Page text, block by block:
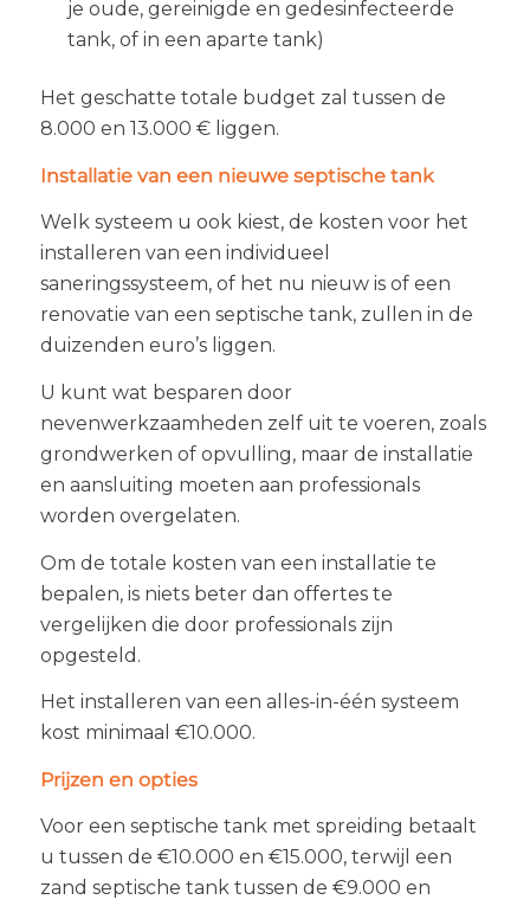
je oude, gereinigde en gedesinfecteerde
tank, of in een aparte tank)
Het geschatte totale budget zal tussen de
8.000 en 13.000 € liggen.
Installatie van een nieuwe septische tank
Welk systeem u ook kiest, de kosten voor het
installeren van een individueel
saneringssysteem, of het nu nieuw is of een
renovatie van een septische tank, zullen in de
duizenden euro’s liggen.
U kunt wat besparen door
nevenwerkzaamheden zelf uit te voeren, zoals
grondwerken of opvulling, maar de installatie
en aansluiting moeten aan professionals
worden overgelaten.
Om de totale kosten van een installatie te
bepalen, is niets beter dan offertes te
vergelijken die door professionals zijn
opgesteld.
Het installeren van een alles-in-één systeem
kost minimaal €10.000.
Prijzen en opties
Voor een septische tank met spreiding betaalt
u tussen de €10.000 en €15.000, terwijl een
zand septische tank tussen de €9.000 en